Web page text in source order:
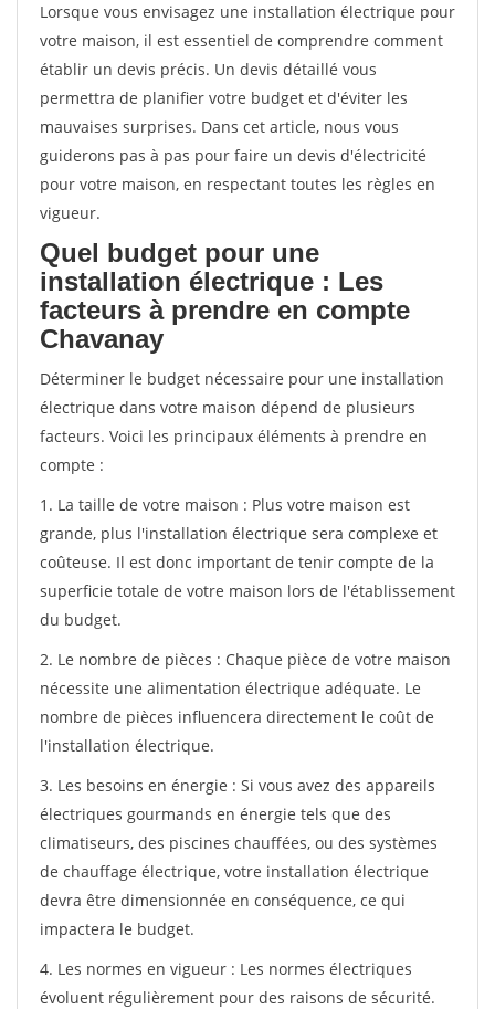
Lorsque vous envisagez une installation électrique pour
votre maison, il est essentiel de comprendre comment
établir un devis précis. Un devis détaillé vous
permettra de planifier votre budget et d'éviter les
mauvaises surprises. Dans cet article, nous vous
guiderons pas à pas pour faire un devis d'électricité
pour votre maison, en respectant toutes les règles en
vigueur.
Quel budget pour une
installation électrique : Les
facteurs à prendre en compte
Chavanay
Déterminer le budget nécessaire pour une installation
électrique dans votre maison dépend de plusieurs
facteurs. Voici les principaux éléments à prendre en
compte :
1. La taille de votre maison : Plus votre maison est
grande, plus l'installation électrique sera complexe et
coûteuse. Il est donc important de tenir compte de la
superficie totale de votre maison lors de l'établissement
du budget.
2. Le nombre de pièces : Chaque pièce de votre maison
nécessite une alimentation électrique adéquate. Le
nombre de pièces influencera directement le coût de
l'installation électrique.
3. Les besoins en énergie : Si vous avez des appareils
électriques gourmands en énergie tels que des
climatiseurs, des piscines chauffées, ou des systèmes
de chauffage électrique, votre installation électrique
devra être dimensionnée en conséquence, ce qui
impactera le budget.
4. Les normes en vigueur : Les normes électriques
évoluent régulièrement pour des raisons de sécurité.